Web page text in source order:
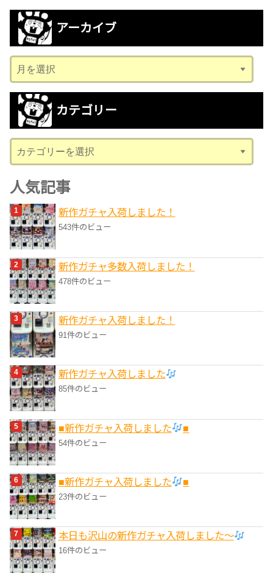
アーカイブ
ー
カ
ブ
カテゴリー
テ
ゴ
リ
ー
人気記事
新作ガチャ入荷しました！
543件のビュー
新作ガチャ多数入荷しました！
478件のビュー
新作ガチャ入荷しました！
91件のビュー
新作ガチャ入荷しました
85件のビュー
■新作ガチャ入荷しました ■
54件のビュー
■新作ガチャ入荷しました ■
23件のビュー
本日も沢山の新作ガチャ入荷しました〜
16件のビュー